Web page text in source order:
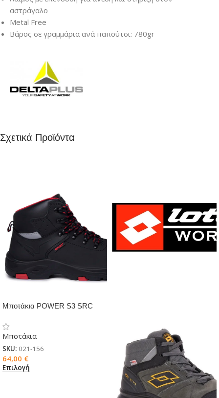
αστράγαλο
Metal Free
Βάρος σε γραμμάρια ανά παπούτσι: 780gr
Σχετικά Προϊόντα
Μποτάκια POWER S3 SRC
Μποτάκια
SKU: 021-156
64,00 €
Επιλογή